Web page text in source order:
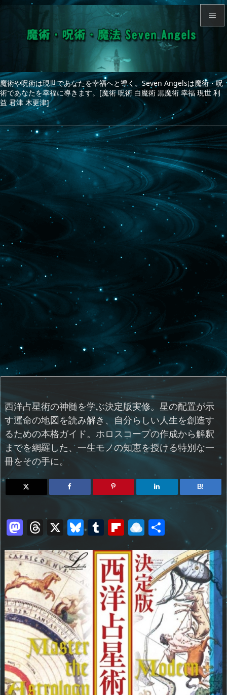
魔術や呪術は現世であなたを幸福へと導く。Seven Angelsは魔術・呪
術であなたを幸福に導きます。[魔術 呪術 白魔術 黒魔術 幸福 現世 利
益 君津 木更津]

サイド


次へ

西洋占星術の神髄を学ぶ決定版実修。星の配置が示
す運命の地図を読み解き、自分らしい人生を創造す
るための本格ガイド。ホロスコープの作成から解釈
までを網羅した、一生モノの知恵を授ける特別な一
冊をその手に。
B!
M
st
o
d
o
n
T
re
a
d
s
X Bl
e
sk
y
T
m
bl
r
Fl
ip
b
ar
d
R
n
d
ro
p.
io
共